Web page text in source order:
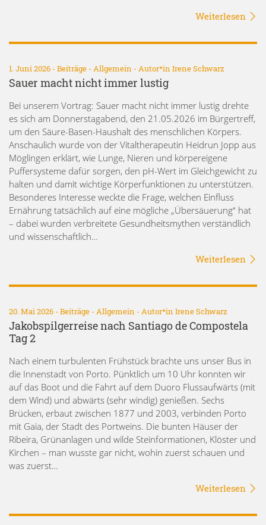
Weiterlesen
1. Juni 2026 - Beiträge - Allgemein - Autor*in Irene Schwarz
Sauer macht nicht immer lustig
Bei unserem Vortrag: Sauer macht nicht immer lustig drehte
es sich am Donnerstagabend, den 21.05.2026 im Bürgertreff,
um den Säure-Basen-Haushalt des menschlichen Körpers.
Anschaulich wurde von der Vitaltherapeutin Heidrun Jopp aus
Möglingen erklärt, wie Lunge, Nieren und körpereigene
Puffersysteme dafür sorgen, den pH-Wert im Gleichgewicht zu
halten und damit wichtige Körperfunktionen zu unterstützen.
Besonderes Interesse weckte die Frage, welchen Einfluss
Ernährung tatsächlich auf eine mögliche „Übersäuerung“ hat
– dabei wurden verbreitete Gesundheitsmythen verständlich
und wissenschaftlich…
Weiterlesen
20. Mai 2026 - Beiträge - Allgemein - Autor*in Irene Schwarz
Jakobspilgerreise nach Santiago de Compostela
Tag 2
Nach einem turbulenten Frühstück brachte uns unser Bus in
die Innenstadt von Porto. Pünktlich um 10 Uhr konnten wir
auf das Boot und die Fahrt auf dem Duoro Flussaufwärts (mit
dem Wind) und abwärts (sehr windig) genießen. Sechs
Brücken, erbaut zwischen 1877 und 2003, verbinden Porto
mit Gaia, der Stadt des Portweins. Die bunten Häuser der
Ribeira, Grünanlagen und wilde Steinformationen, Klöster und
Kirchen – man wusste gar nicht, wohin zuerst schauen und
was zuerst…
Weiterlesen